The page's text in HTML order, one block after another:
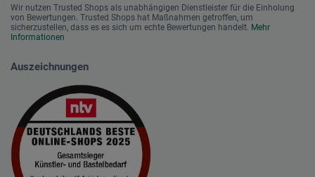
Wir nutzen Trusted Shops als unabhängigen Dienstleister für die Einholung
von Bewertungen. Trusted Shops hat Maßnahmen getroffen, um
sicherzustellen, dass es es sich um echte Bewertungen handelt. Mehr
Informationen
Auszeichnungen